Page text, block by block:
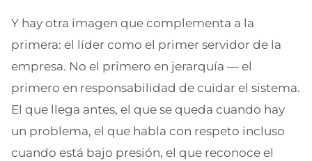
Y hay otra imagen que complementa a la
primera: el líder como el primer servidor de la
empresa. No el primero en jerarquía — el
primero en responsabilidad de cuidar el sistema.
El que llega antes, el que se queda cuando hay
un problema, el que habla con respeto incluso
cuando está bajo presión, el que reconoce el